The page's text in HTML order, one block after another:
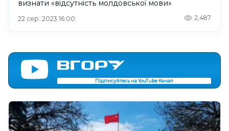
визнати «відсутність молдовської мови»
22 сер. 2023 16:00 2,487
Підписуйтесь на YouTube Канал